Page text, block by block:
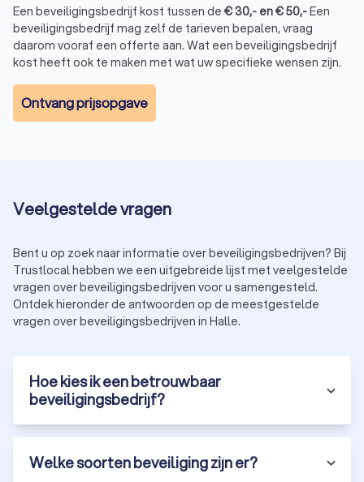
Een beveiligingsbedrijf kost tussen de €30,- en€50,-Een
beveiligingsbedrijf mag zelf de tarieven bepalen, vraag
daarom vooraf een offerte aan. Wat een beveiligingsbedrijf
kost heeft ook te maken met wat uw specifieke wensen zijn.
Ontvang prijsopgave
Veelgestelde vragen
Bent u op zoek naar informatie over beveiligingsbedrijven? Bij
Trustlocal hebben we een uitgebreide lijst met veelgestelde
vragen over beveiligingsbedrijven voor u samengesteld.
Ontdek hieronder de antwoorden op de meestgestelde
vragen over beveiligingsbedrijven in Halle.
Hoe kies ik een betrouwbaar
beveiligingsbedrijf?
Welke soorten beveiliging zijn er?